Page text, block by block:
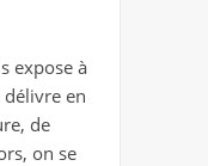
expose à
en
de
on se